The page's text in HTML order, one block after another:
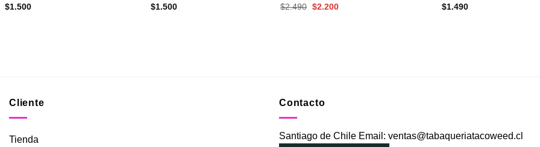
$1.500
$1.500
$2.490 El
$2.200El
$1.490
Cliente
Tienda
Contacto
Santiago de Chile Email: ventas@tabaqueriatacoweed.cl